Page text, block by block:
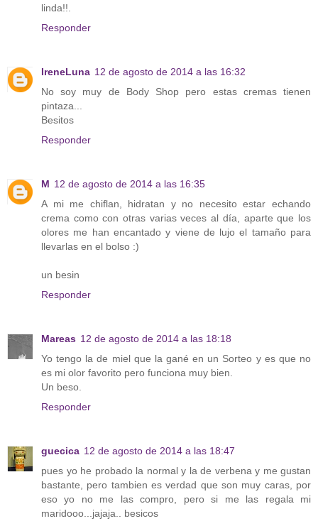
linda!!.
Responder
IreneLuna 12 de agosto de 2014 a las 16:32
No soy muy de Body Shop pero estas cremas tienen
pintaza...
Besitos
Responder
M 12 de agosto de 2014 a las 16:35
A mi me chiflan, hidratan y no necesito estar echando
crema como con otras varias veces al día, aparte que los
olores me han encantado y viene de lujo el tamaño para
llevarlas en el bolso :)
un besin
Responder
Mareas 12 de agosto de 2014 a las 18:18
Yo tengo la de miel que la gané en un Sorteo y es que no
es mi olor favorito pero funciona muy bien.
Un beso.
Responder
guecica 12 de agosto de 2014 a las 18:47
pues yo he probado la normal y la de verbena y me gustan
bastante, pero tambien es verdad que son muy caras, por
eso yo no me las compro, pero si me las regala mi
maridooo...jajaja.. besicos